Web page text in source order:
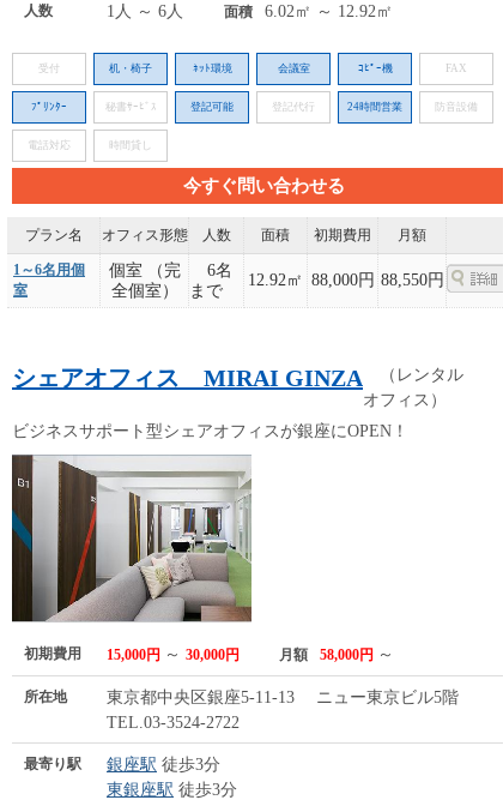
人数 1人 ～ 6人 面積 6.02㎡ ～ 12.92㎡
受付 机・椅子 ﾈｯﾄ環境 会議室 ｺﾋﾟｰ機 FAX
ﾌﾟﾘﾝﾀｰ 秘書ｻｰﾋﾞｽ 登記可能 登記代行 24時間営業 防音設備
電話対応 時間貸し
今すぐ問い合わせる
プラン名 オフィス形態 人数 面積 初期費用 月額
1～6名用個
室
個室 （完
全個室）
6名
まで
12.92㎡ 88,000円 88,550円
シェアオフィス MIRAI GINZA （レンタル
オフィス）
ビジネスサポート型シェアオフィスが銀座にOPEN！
初期費用 15,000円 ～ 30,000円 月額 58,000円 ～
所在地
東京都中央区銀座5-11-13 ニュー東京ビル5階
TEL.03-3524-2722
最寄り駅 銀座駅 徒歩3分
東銀座駅 徒歩3分